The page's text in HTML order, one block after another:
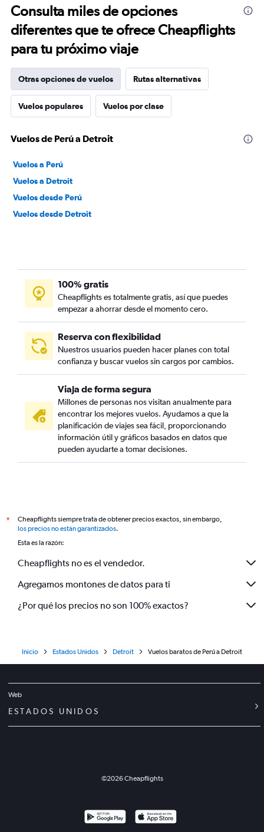
Consulta miles de opciones
diferentes que te ofrece Cheapflights
para tu próximo viaje
Otras opciones de vuelos Rutas alternativas
Vuelos populares Vuelos por clase
Vuelos de Perú a Detroit
Vuelos a Perú
Vuelos a Detroit
Vuelos desde Perú
Vuelos desde Detroit
100% gratis
Cheapflights es totalmente gratis, así que puedes
empezar a ahorrar desde el momento cero.
Reserva con flexibilidad
Nuestros usuarios pueden hacer planes con total
confianza y buscar vuelos sin cargos por cambios.
Viaja de forma segura
Millones de personas nos visitan anualmente para
encontrar los mejores vuelos. Ayudamos a que la
planificación de viajes sea fácil, proporcionando
información útil y gráficos basados en datos que
pueden ayudarte a tomar decisiones.
*
Cheapflights siempre trata de obtener precios exactos, sin embargo,
los precios no están garantizados.
Esta es la razón:
Cheapflights no es el vendedor.
Agregamos montones de datos para ti
¿Por qué los precios no son 100% exactos?
Inicio Estados Unidos Detroit Vuelos baratos de Perú a Detroit
Web
ESTADOS UNIDOS
©2026Cheapflights